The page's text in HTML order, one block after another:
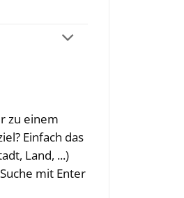
zu einem
Einfach das
Land, ...)
mit Enter